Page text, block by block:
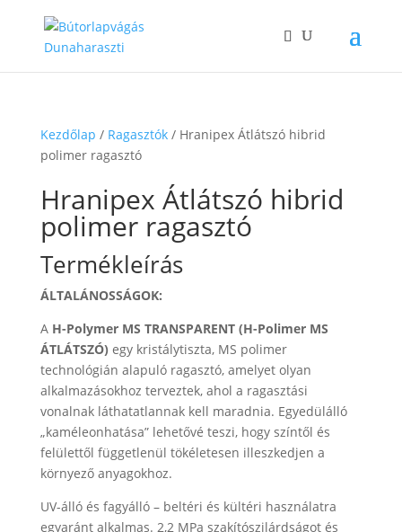
Kezdőlap / Ragasztók/ Hranipex Átlátszó hibrid
polimer ragasztó
Hranipex Átlátszó hibrid
polimer ragasztó
Termékleírás
ÁLTALÁNOSSÁGOK:
AH-Polymer MS TRANSPARENT (H-Polimer MS
ÁTLÁTSZÓ) egy kristálytiszta, MS polimer
technológián alapuló ragasztó, amelyet olyan
alkalmazásokhoz terveztek, ahol a ragasztási
vonalnak láthatatlannak kell maradnia. Egyedülálló
„kaméleonhatása” lehetővé teszi, hogy színtől és
felülettől függetlenül tökéletesen illeszkedjen a
környező anyagokhoz.
UV-álló és fagyálló – beltéri és kültéri használatra
egyaránt alkalmas. 2,2 MPa szakítószilárdságot és